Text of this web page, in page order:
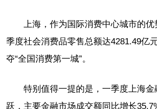
上海，作为国际消费中心城市的
季度社会消费品零售总额达4281.49亿
夺“全国消费第一城”。
特别值得一提的是，一季度上海
跃，主要金融市场成交额同比增长